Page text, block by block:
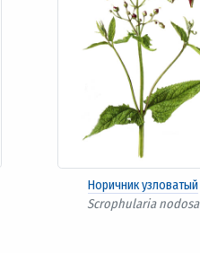
Норичник узловатый
Scrophularia nodosa